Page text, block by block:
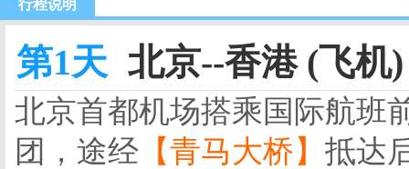
行程说明
第1天 北京--香港 (飞机)
北京首都机场搭乘国际航班
团，途经 【青马大桥】 抵达